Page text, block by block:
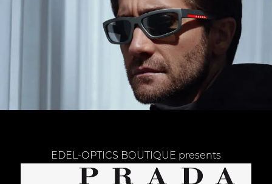
EDEL-OPTICS BOUTIQUE presents